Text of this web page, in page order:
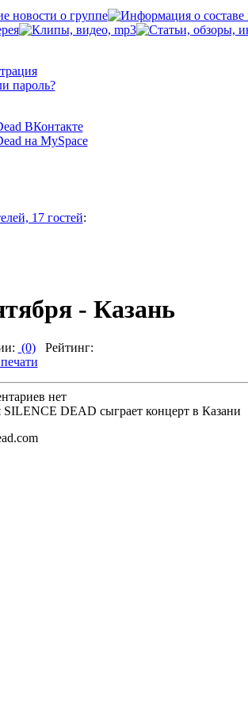
пароль?
ВКонтакте
на MySpace
17 гостей:
- Казань
(0)Рейтинг:
нет
SILENCE DEAD сыграет концерт в Казани